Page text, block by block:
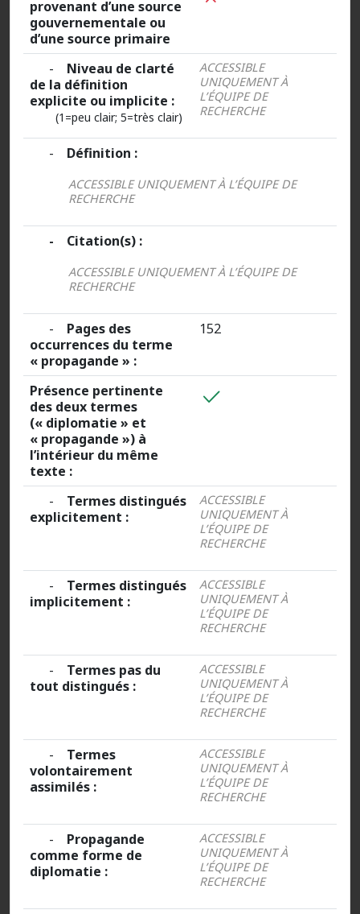
provenant d’une source
gouvernementale ou
d’une source primaire
- Niveau de clarté
de la définition
explicite ou implicite :
(1=peu clair; 5=très clair)
ACCESSIBLE
UNIQUEMENT À
L’ÉQUIPE DE
RECHERCHE
- Définition :
ACCESSIBLE UNIQUEMENT À L’ÉQUIPE DE
RECHERCHE
- Citation(s) :
ACCESSIBLE UNIQUEMENT À L’ÉQUIPE DE
RECHERCHE
- Pages des
occurrences du terme
« propagande » :
152
Présence pertinente
des deux termes
(« diplomatie » et
« propagande ») à
l’intérieur du même
texte :
- Termes distingués
explicitement :
ACCESSIBLE
UNIQUEMENT À
L’ÉQUIPE DE
RECHERCHE
- Termes distingués
implicitement :
ACCESSIBLE
UNIQUEMENT À
L’ÉQUIPE DE
RECHERCHE
- Termes pas du
tout distingués :
ACCESSIBLE
UNIQUEMENT À
L’ÉQUIPE DE
RECHERCHE
- Termes
volontairement
assimilés :
ACCESSIBLE
UNIQUEMENT À
L’ÉQUIPE DE
RECHERCHE
- Propagande
comme forme de
diplomatie :
ACCESSIBLE
UNIQUEMENT À
L’ÉQUIPE DE
RECHERCHE